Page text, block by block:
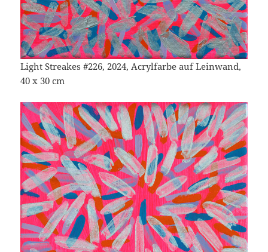
Light Streakes #226, 2024, Acrylfarbe auf Leinwand,
40 x 30 cm